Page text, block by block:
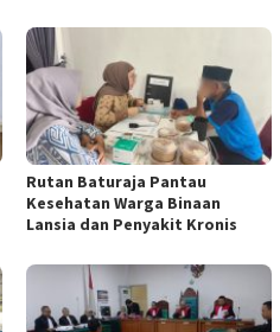
Rutan Baturaja Pantau
Kesehatan Warga Binaan
Lansia dan Penyakit Kronis